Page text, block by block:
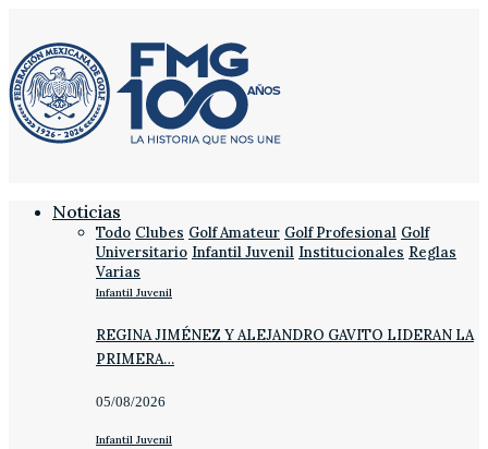
Noticias
Todo Clubes Golf Amateur Golf Profesional Golf
Universitario Infantil Juvenil Institucionales Reglas
Varias
Infantil Juvenil
REGINA JIMÉNEZ Y ALEJANDRO GAVITO LIDERAN LA
PRIMERA…
05/08/2026
Infantil Juvenil